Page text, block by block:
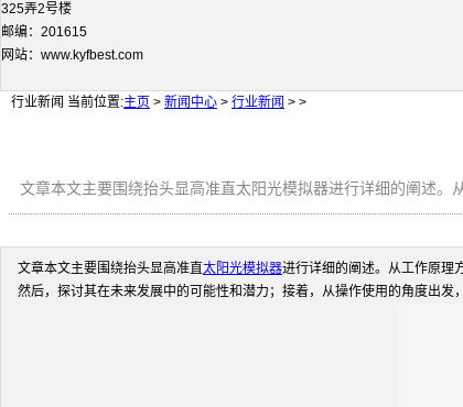
325弄2号楼
邮编：201615
网站：www.kyfbest.com
行业新闻 当前位置:主页 > 新闻中心 > 行业新闻 > >
文章本文主要围绕抬头显高准直太阳光模拟器进行详细的阐述
文章本文主要围绕抬头显高准直太阳光模拟器进行详细的阐述。从工作原理
然后，探讨其在未来发展中的可能性和潜力；接着，从操作使用的角度出